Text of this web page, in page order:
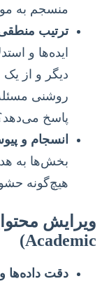
منسجم به
ترتیب
ایده‌ها و
دیگر و از
روشنی
پاسخ
انسجام و
بخش‌ها به
هیچ‌گونه
Academic)
دقت داده‌ها